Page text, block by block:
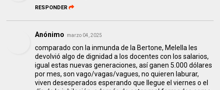
RESPONDER
Anónimo marzo 04, 2025
comparado con la inmunda de la Bertone, Melella les
devolvió algo de dignidad a los docentes con los salarios,
igual estas nuevas generaciones, así ganen 5.000 dólares
por mes, son vago/vagas/vagues, no quieren laburar,
viven desesperados esperando que llegue el viernes o el